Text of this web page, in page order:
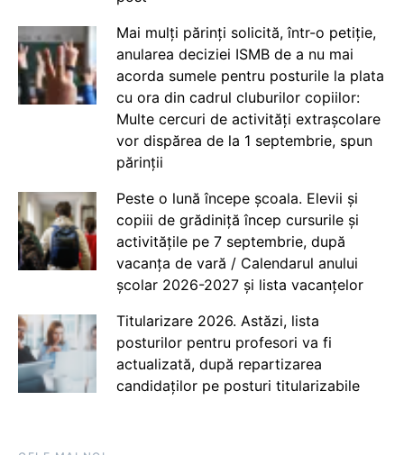
Mai mulți părinți solicită, într-o petiție,
anularea deciziei ISMB de a nu mai
acorda sumele pentru posturile la plata
cu ora din cadrul cluburilor copiilor:
Multe cercuri de activități extrașcolare
vor dispărea de la 1 septembrie, spun
părinții
Peste o lună începe școala. Elevii și
copiii de grădiniță încep cursurile și
activitățile pe 7 septembrie, după
vacanța de vară / Calendarul anului
școlar 2026-2027 și lista vacanțelor
Titularizare 2026. Astăzi, lista
posturilor pentru profesori va fi
actualizată, după repartizarea
candidaților pe posturi titularizabile